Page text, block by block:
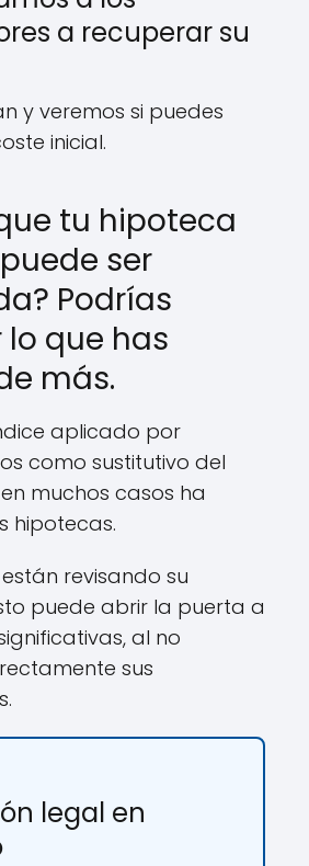
a recuperar su
y veremos si puedes
inicial.
tu hipoteca
ser
Podrías
que has
más.
aplicado por
como sustitutivo del
muchos casos ha
hipotecas.
revisando su
puede abrir la puerta a
al no
sus
legal en